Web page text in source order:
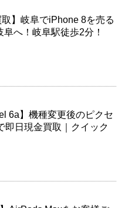
取】岐阜でiPhone 8を売る
へ！岐阜駅徒歩2分！
6a】機種変更後のピクセ
即日現金買取｜クイック